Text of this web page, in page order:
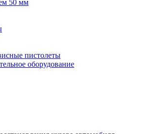
50 мм
пистолеты
оборудование